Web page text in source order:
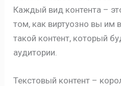
Каждый вид контента –
том, как виртуозно вы им
такой контент, который
аудитории.
Текстовый контент –